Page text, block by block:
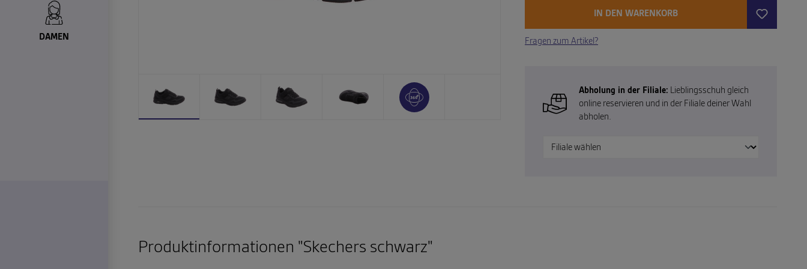
DAMEN
IN DEN WARENKORB
Fragen zum Artikel?
Abholung in der Filiale: Lieblingsschuh gleich
online reservieren und in der Filiale deiner Wahl
abholen.
Produktinformationen "Skechers schwarz"